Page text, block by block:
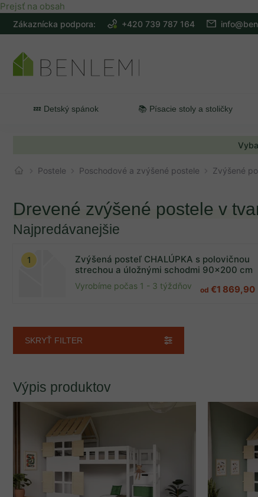
Prejsť na obsah
Zákaznícka podpora: +420 739 787 164
💤 Detský spánok 📚 Písacie stoly a stoličky
Postele Poschodové a zvýšené postele Zvýšené
Na sklade
Prírodná 2 Biela 2
Šírka
Dĺžka
Drevené zvýšené postele v
Najpredávanejšie
Zvýšená posteľ CHALÚPKA s polovičnou
strechou a úložnými schodmi 90x200 cm
Vyrobíme počas 1 - 3 týždňov od €1 869,90
SKRYŤ FILTER
Výpis produktov